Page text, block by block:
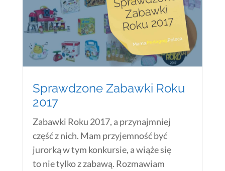
Sprawdzone Zabawki Roku
2017
Zabawki Roku 2017, a przynajmniej
część z nich. Mam przyjemność być
jurorką w tym konkursie, a wiąże się
to nie tylko z zabawą. Rozmawiam